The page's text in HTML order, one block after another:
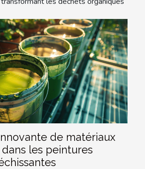
de matériaux
les peintures